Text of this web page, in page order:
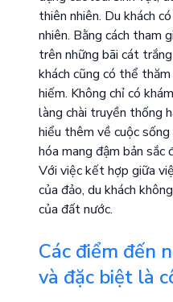
thiên nhiên. Du khách
nhiên. Bằng cách tham
trên những bãi cát
khách cũng có thể
hiếm. Không chỉ có
làng chài truyền thống
hiểu thêm về cuộc
hóa mang đậm bản sắc
Với việc kết hợp giữa
của đảo, du khách
của đất nước.
Các điểm đến
và đặc biệt là